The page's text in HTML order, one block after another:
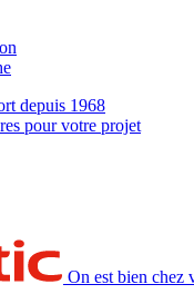
depuis 1968
pour votre projet
On est bien chez